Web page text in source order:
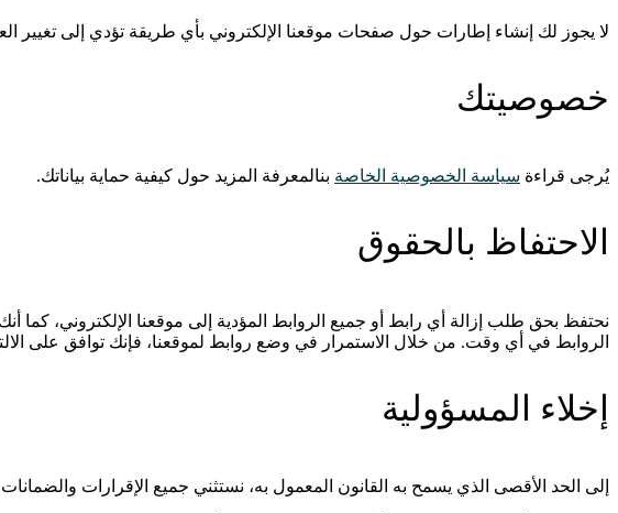
لا يجوز لك إنشاء إطارات حول صفحات موقعنا الإلكتروني بأي طريقة تؤدي إلى
خصوصيتك
يُرجى قراءة سياسة الخصوصية الخاصة بنالمعرفة المزيد حول كيفية حماية بياناتك.
الاحتفاظ بالحقوق
نحتفظ بحق طلب إزالة أي رابط أو جميع الروابط المؤدية إلى موقعنا الإلكتروني،
الروابط في أي وقت. من خلال الاستمرار في وضع روابط لموقعنا، فإنك توافق على
إخلاء المسؤولية
إلى الحد الأقصى الذي يسمح به القانون المعمول به، نستثني جميع الإقرارات